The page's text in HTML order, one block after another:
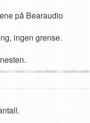
på Bearaudio
ingen grense.